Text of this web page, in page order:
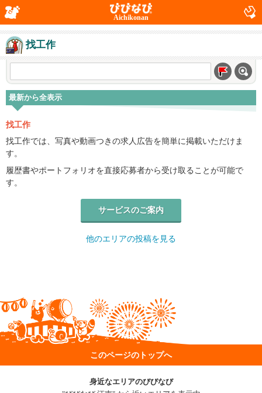
Aichikonan
找工作
最新から全表示
找工作
找工作では、写真や動画つきの求人広告を簡単に掲載いただけま
す。
履歴書やポートフォリオを直接応募者から受け取ることが可能で
す。
サービスのご案内
他のエリアの投稿を見る
このページのトップへ
身近なエリアのびびなび